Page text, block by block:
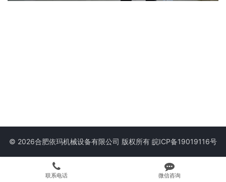
© 2026合肥依玛机械设备有限公司 版权所有 皖ICP备19019116号
联系电话 微信咨询